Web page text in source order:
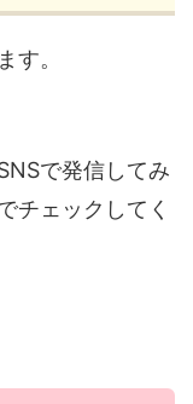
す。
で発信してみ
チェックしてく